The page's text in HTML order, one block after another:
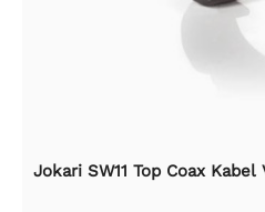
Jokari SW11 Top Coax